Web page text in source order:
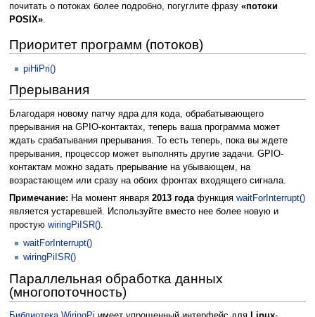
почитать о потоках более подробно, погуглите фразу «потоки
POSIX».
Приоритет программ (потоков)
piHiPri()
Прерывания
Благодаря новому патчу ядра для кода, обрабатывающего
прерывания на GPIO-контактах, теперь ваша программа может
ждать срабатывания прерывания. То есть теперь, пока вы ждете
прерывания, процессор может выполнять другие задачи. GPIO-
контактам можно задать прерывание на убывающем, на
возрастающем или сразу на обоих фронтах входящего сигнала.
Примечание: На момент января 2013 годафункция waitForInterrupt()
является устаревшей. Используйте вместо нее более новую и
простую wiringPiISR().
waitForInterrupt()
wiringPiISR()
Параллельная обработка данных
(многопоточность)